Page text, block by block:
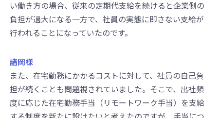
い働き方の場合、従来の定期代支給を続けると企業側の
負担が過大になる一方で、社員の実態に即さない支給が
行われることになっていたのです。
諸岡様
また、在宅勤務にかかるコストに対して、社員の自己負
担が続くことも問題視されていました。そこで、出社頻
度に応じた在宅勤務手当（リモートワーク手当）を支給